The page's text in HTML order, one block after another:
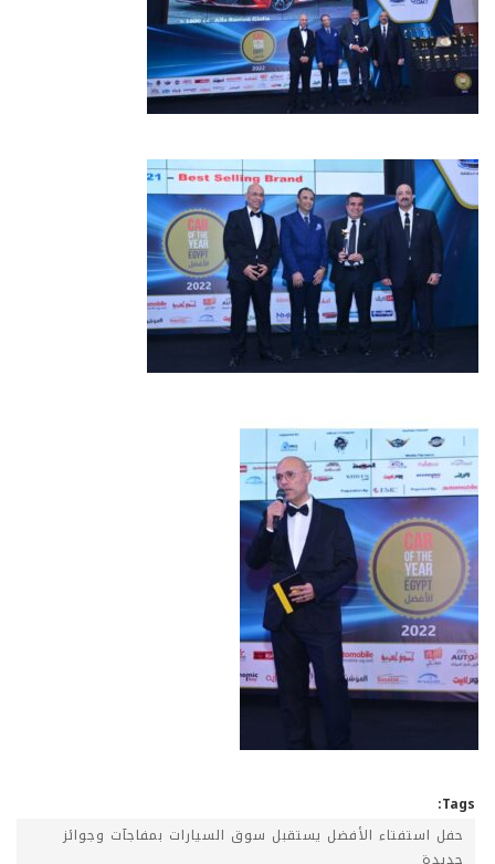
Tags:
حفل استفتاء الأفضل يستقبل سوق السيارات بمفاجآت وجوائز